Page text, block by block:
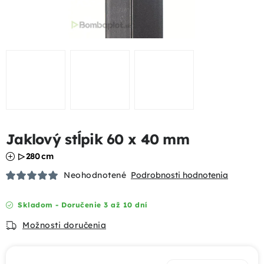
Podhrabové dosky
Uzlové pletivá
Bránky a brány
Tieniace prvky
Dizajnové oplotenia
Skladom - Doručenie 3 až 10 dní
Možnosti doručenia
Jaklový stĺpik 60 x 40 mm
▷ 280 cm
Neohodnotené Podrobnosti hodnotenia